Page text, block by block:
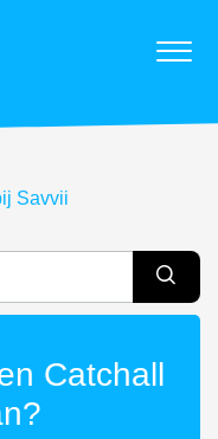
Savvii
Catchall